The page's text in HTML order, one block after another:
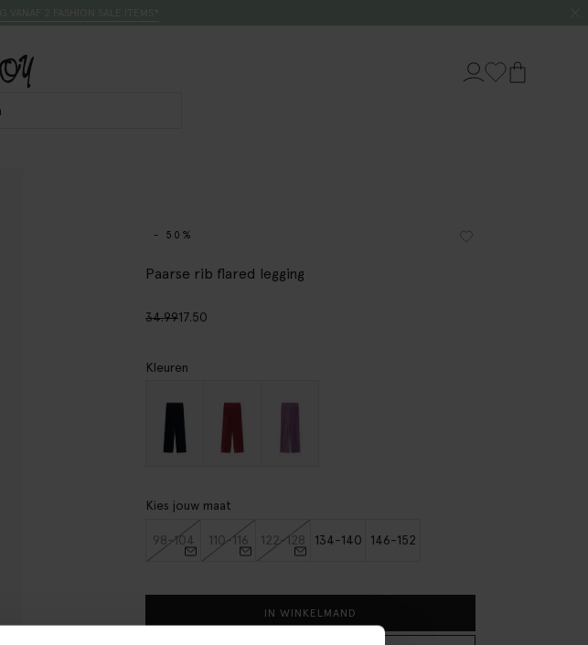
- 50%
Paarse rib flared legging
34.9917.50
Kleuren
Kies jouw maat
98-104 110-116 122-128 134-140 146-152
IN WINKELMAND